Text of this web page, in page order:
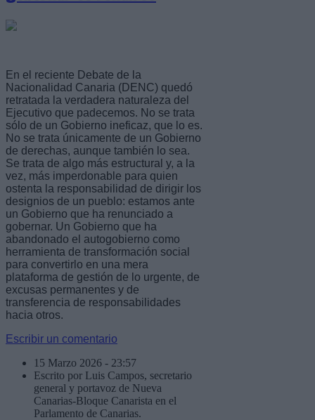
En el reciente Debate de la
Nacionalidad Canaria (DENC) quedó
retratada la verdadera naturaleza del
Ejecutivo que padecemos. No se trata
sólo de un Gobierno ineficaz, que lo es.
No se trata únicamente de un Gobierno
de derechas, aunque también lo sea.
Se trata de algo más estructural y, a la
vez, más imperdonable para quien
ostenta la responsabilidad de dirigir los
designios de un pueblo: estamos ante
un Gobierno que ha renunciado a
gobernar. Un Gobierno que ha
abandonado el autogobierno como
herramienta de transformación social
para convertirlo en una mera
plataforma de gestión de lo urgente, de
excusas permanentes y de
transferencia de responsabilidades
hacia otros.
Escribir un comentario
15 Marzo 2026 - 23:57
Escrito por Luis Campos, secretario
general y portavoz de Nueva
Canarias-Bloque Canarista en el
Parlamento de Canarias.